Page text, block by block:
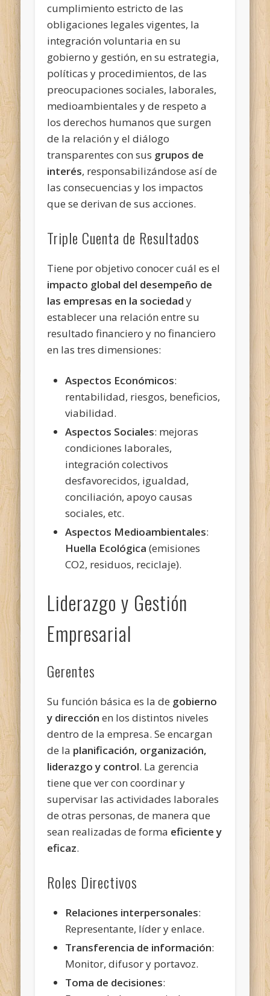
cumplimiento estricto de las
obligaciones legales vigentes, la
integración voluntaria en su
gobierno y gestión, en su estrategia,
políticas y procedimientos, de las
preocupaciones sociales, laborales,
medioambientales y de respeto a
los derechos humanos que surgen
de la relación y el diálogo
transparentes con sus grupos de
interés, responsabilizándose así de
las consecuencias y los impactos
que se derivan de sus acciones.
Triple Cuenta de Resultados
Tiene por objetivo conocer cuál es el
impacto global del desempeño de
las empresas en la sociedad y
establecer una relación entre su
resultado financiero y no financiero
en las tres dimensiones:
Aspectos Económicos:
rentabilidad, riesgos, beneficios,
viabilidad.
Aspectos Sociales: mejoras
condiciones laborales,
integración colectivos
desfavorecidos, igualdad,
conciliación, apoyo causas
sociales, etc.
Aspectos Medioambientales:
Huella Ecológica (emisiones
CO2, residuos, reciclaje).
Liderazgo y Gestión
Empresarial
Gerentes
Su función básica es la de gobierno
y dirección en los distintos niveles
dentro de la empresa. Se encargan
de la planificación, organización,
liderazgo y control. La gerencia
tiene que ver con coordinar y
supervisar las actividades laborales
de otras personas, de manera que
sean realizadas de forma eficiente y
eficaz.
Roles Directivos
Relaciones interpersonales:
Representante, líder y enlace.
Transferencia de información:
Monitor, difusor y portavoz.
Toma de decisiones: